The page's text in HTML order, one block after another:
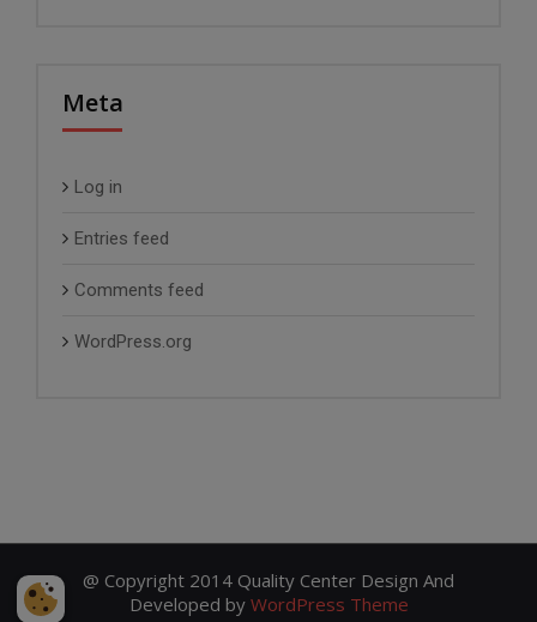
Meta
Log in
Entries feed
Comments feed
WordPress.org
@ Copyright 2014 Quality Center Design And
Developed by WordPress Theme